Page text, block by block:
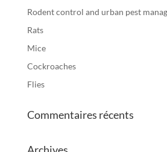
Rodent control and urban pest
Rats
Mice
Cockroaches
Flies
Commentaires récents
Archives